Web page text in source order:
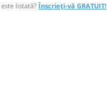
listată?Înscrieți-vă GRATUIT!